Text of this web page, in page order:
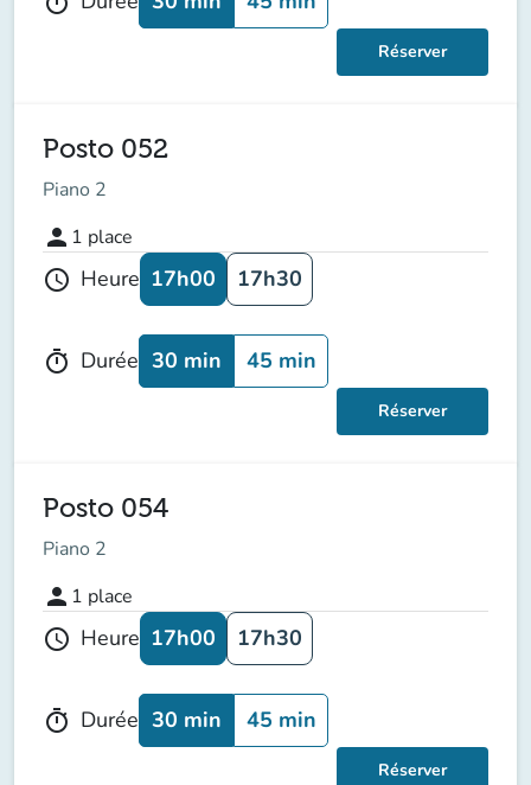
Réserver
Posto 052
Piano 2
person 1 place
schedule Heure 17h00 17h30
timer Durée 30 min 45 min
Réserver
Posto 054
Piano 2
person 1 place
schedule Heure 17h00 17h30
timer Durée 30 min 45 min
Réserver